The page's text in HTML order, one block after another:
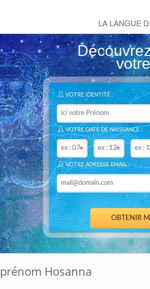
LA LANGUE
VOTRE IDENTITÉ :
VOTRE DATE DE NAISSANCE :
VOTRE ADRESSE EMAIL :
Hosanna